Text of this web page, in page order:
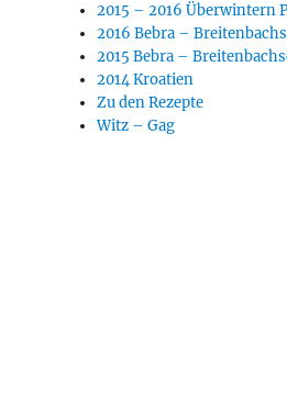
2015 – 2016 Überwintern
2016 Bebra –
2015 Bebra –
2014 Kroatien
Zu den Rezepte
Witz – Gag